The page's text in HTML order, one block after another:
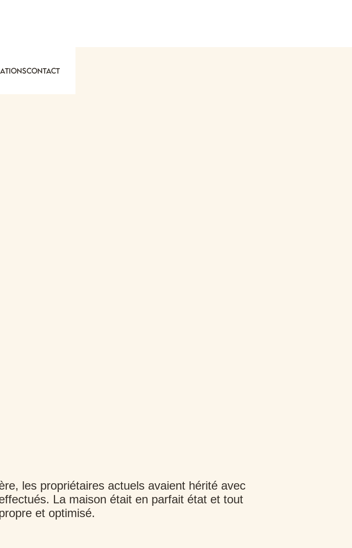
Contact
les propriétaires actuels avaient hérité avec
La maison était en parfait état et tout
et optimisé.